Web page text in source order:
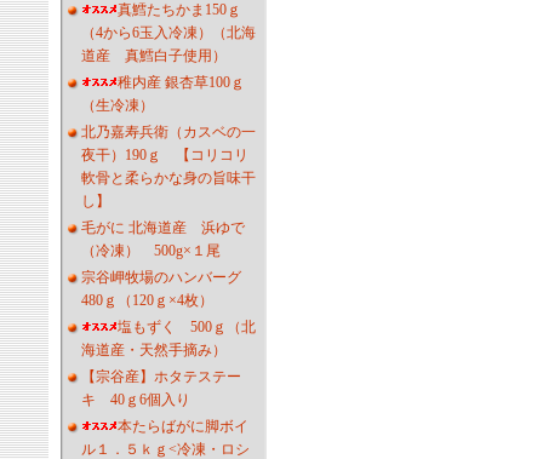
真鱈たちかま150ｇ
（4から6玉入冷凍）（北海
道産 真鱈白子使用）
稚内産 銀杏草100ｇ
（生冷凍）
北乃嘉寿兵衛（カスベの一
夜干）190ｇ 【コリコリ
軟骨と柔らかな身の旨味干
し】
毛がに 北海道産 浜ゆで
（冷凍） 500g×１尾
宗谷岬牧場のハンバーグ
480ｇ（120ｇ×4枚）
塩もずく 500ｇ（北
海道産・天然手摘み）
【宗谷産】ホタテステー
キ 40ｇ6個入り
本たらばがに脚ボイ
ル１．５ｋｇ<冷凍・ロシ